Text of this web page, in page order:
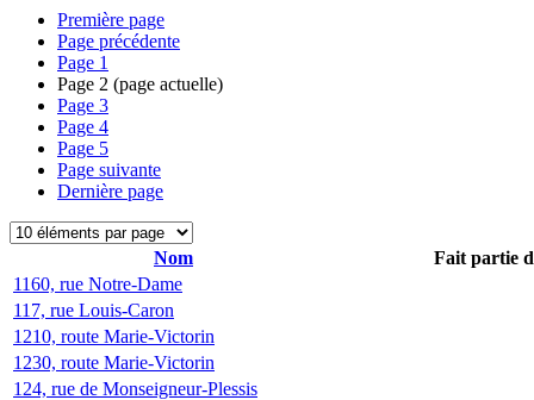
Première page
Page précédente
Page 1
Page 2 (page actuelle)
Page 3
Page 4
Page 5
Page suivante
Dernière page
Nom
Fait partie
1160, rue Notre-Dame
117, rue Louis-Caron
1210, route Marie-Victorin
1230, route Marie-Victorin
124, rue de Monseigneur-Plessis